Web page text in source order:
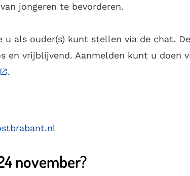
jongeren te bevorderen.
u als ouder(s) kunt stellen via de chat.
en vrijblijvend. Aanmelden kunt u doen
.
november?